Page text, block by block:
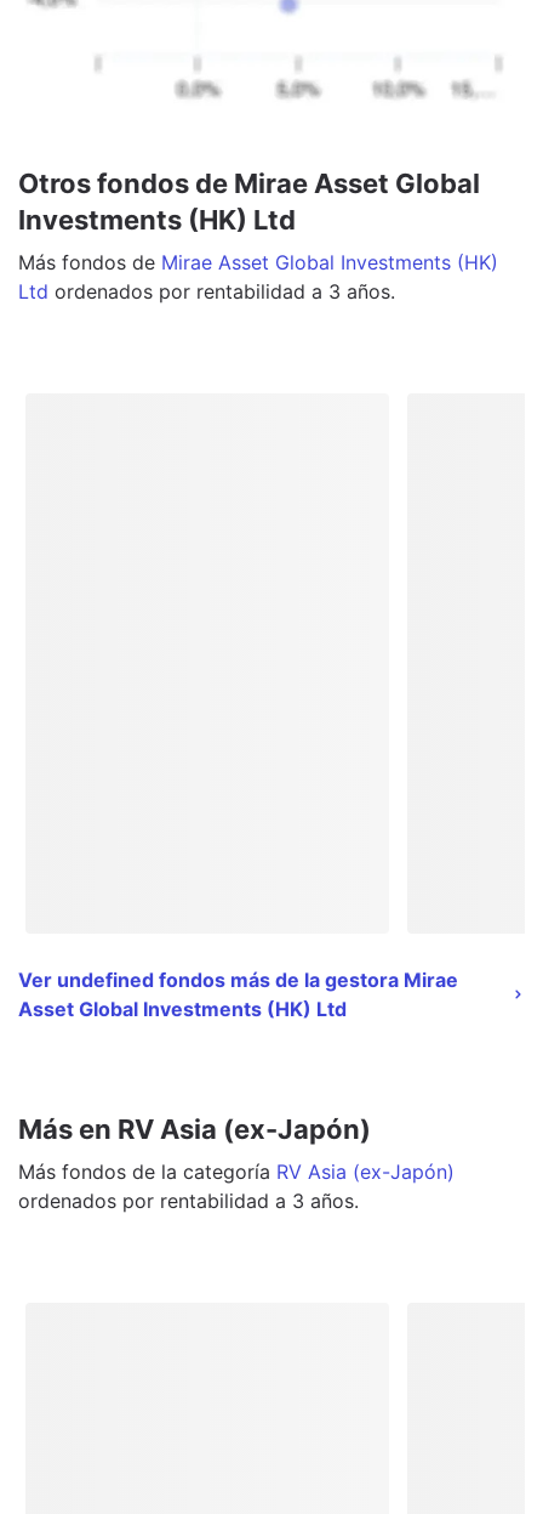
Otros fondos de Mirae Asset Global
Investments (HK) Ltd
Más fondos de Mirae Asset Global Investments (HK)
Ltd ordenados por rentabilidad a 3 años.
Ver undefined fondos más de la gestora Mirae
Asset Global Investments (HK) Ltd
Más en RV Asia (ex-Japón)
Más fondos de la categoría RV Asia (ex-Japón)
ordenados por rentabilidad a 3 años.